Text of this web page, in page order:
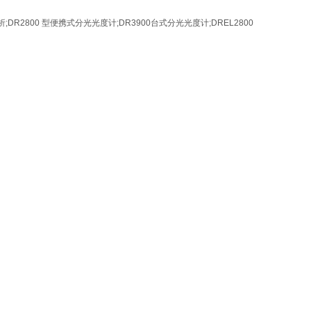
型便携式分光光度计;DR3900台式分光光度计;DREL2800